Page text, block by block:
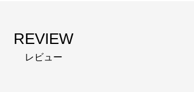
REVIEW
レビュー